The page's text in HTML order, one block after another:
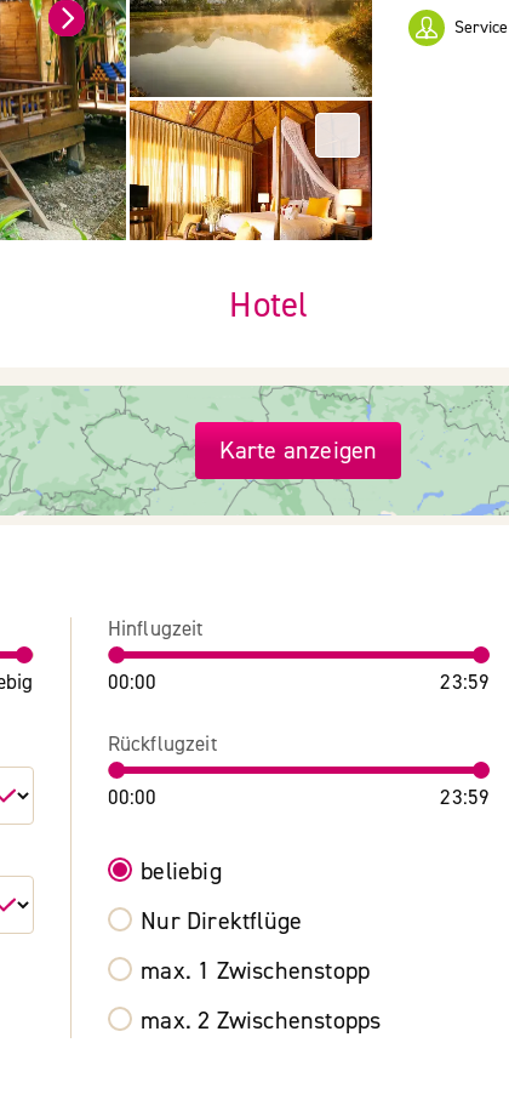
Service
Hotel
Karte anzeigen
Hinflugzeit
00:00 23:59
Rückflugzeit
00:00 23:59
beliebig
Nur Direktflüge
max. 1 Zwischenstopp
max. 2 Zwischenstopps